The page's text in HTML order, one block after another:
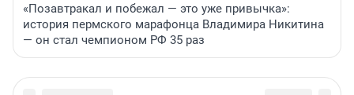
«Позавтракал и побежал — это уже привычка»:
история пермского марафонца Владимира Никитина
— он стал чемпионом РФ 35 раз